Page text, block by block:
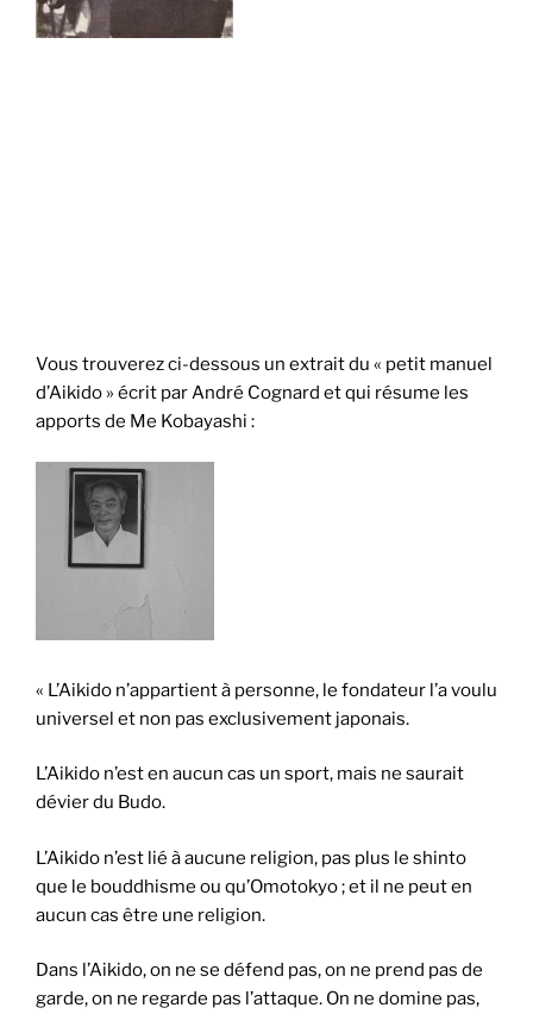
Vous trouverez ci-dessous un extrait du « petit manuel
d’Aikido » écrit par André Cognard et qui résume les
apports de Me Kobayashi :
« L’Aikido n’appartient à personne, le fondateur l’a voulu
universel et non pas exclusivement japonais.
L’Aikido n’est en aucun cas un sport, mais ne saurait
dévier du Budo.
L’Aikido n’est lié à aucune religion, pas plus le shinto
que le bouddhisme ou qu’Omotokyo ; et il ne peut en
aucun cas être une religion.
Dans l’Aikido, on ne se défend pas, on ne prend pas de
garde, on ne regarde pas l’attaque. On ne domine pas,